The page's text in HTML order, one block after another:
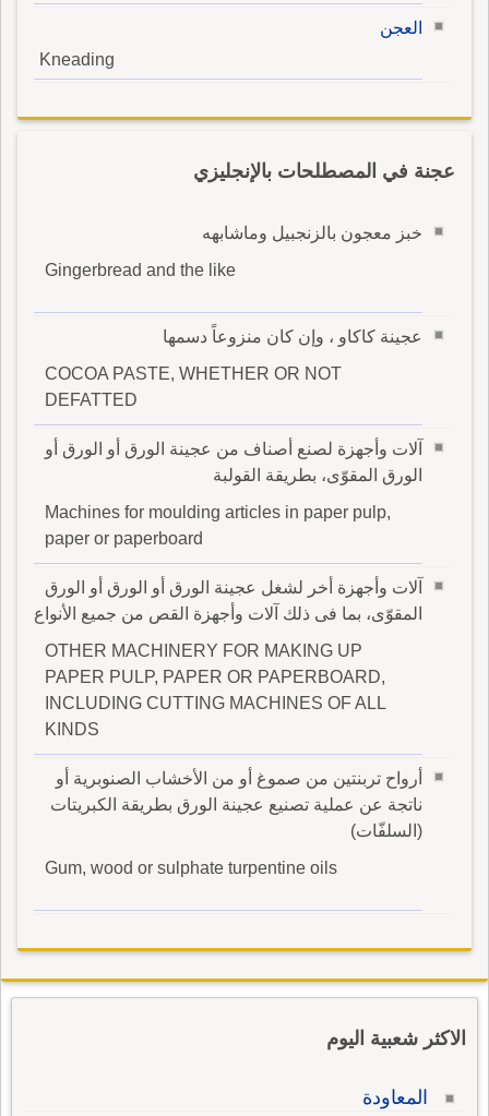
العجن
Kneading
عجنة في المصطلحات بالإنجليزي
خبز معجون بالزنجبيل وماشابهه
Gingerbread and the like
عجينة كاكاو ، وإن كان منزوعاً دسمها
COCOA PASTE, WHETHER OR NOT
DEFATTED
آلات وأجهزة لصنع أصناف من عجينة الورق أو الورق أو
الورق المقوّى، بطريقة القولبة
Machines for moulding articles in paper pulp,
paper or paperboard
آلات وأجهزة أخر لشغل عجينة الورق أو الورق أو الورق
المقوّى، بما فى ذلك آلات وأجهزة القص من جميع الأنواع
OTHER MACHINERY FOR MAKING UP
PAPER PULP, PAPER OR PAPERBOARD,
INCLUDING CUTTING MACHINES OF ALL
KINDS
أرواح تربنتين من صموغ أو من الأخشاب الصنوبرية أو
ناتجة عن عملية تصنيع عجينة الورق بطريقة الكبريتات
(السلفّات)
Gum, wood or sulphate turpentine oils
الاكثر شعبية اليوم
المعاودة